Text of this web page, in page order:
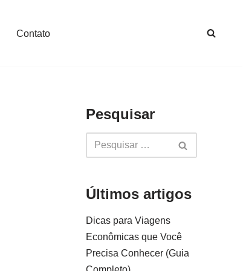
Contato
Pesquisar
Últimos artigos
Dicas para Viagens
Econômicas que Você
Precisa Conhecer (Guia